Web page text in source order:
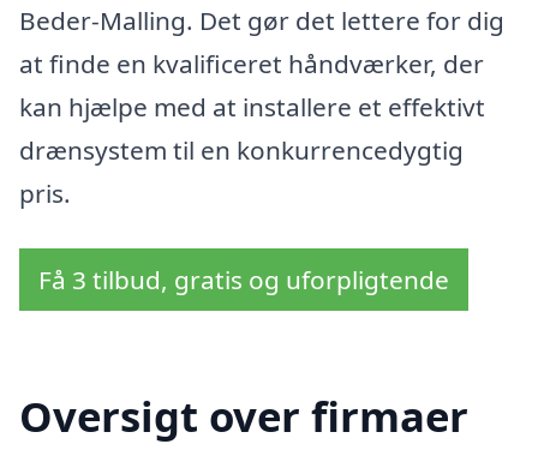
Beder-Malling. Det gør det lettere for dig
at finde en kvalificeret håndværker, der
kan hjælpe med at installere et effektivt
drænsystem til en konkurrencedygtig
pris.
Få 3 tilbud, gratis og uforpligtende
Oversigt over firmaer